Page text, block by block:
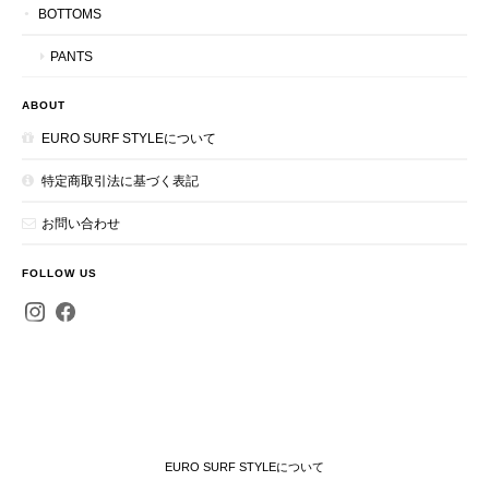
BOTTOMS
PANTS
ABOUT
EURO SURF STYLEについて
特定商取引法に基づく表記
お問い合わせ
FOLLOW US
EURO SURF STYLEについて